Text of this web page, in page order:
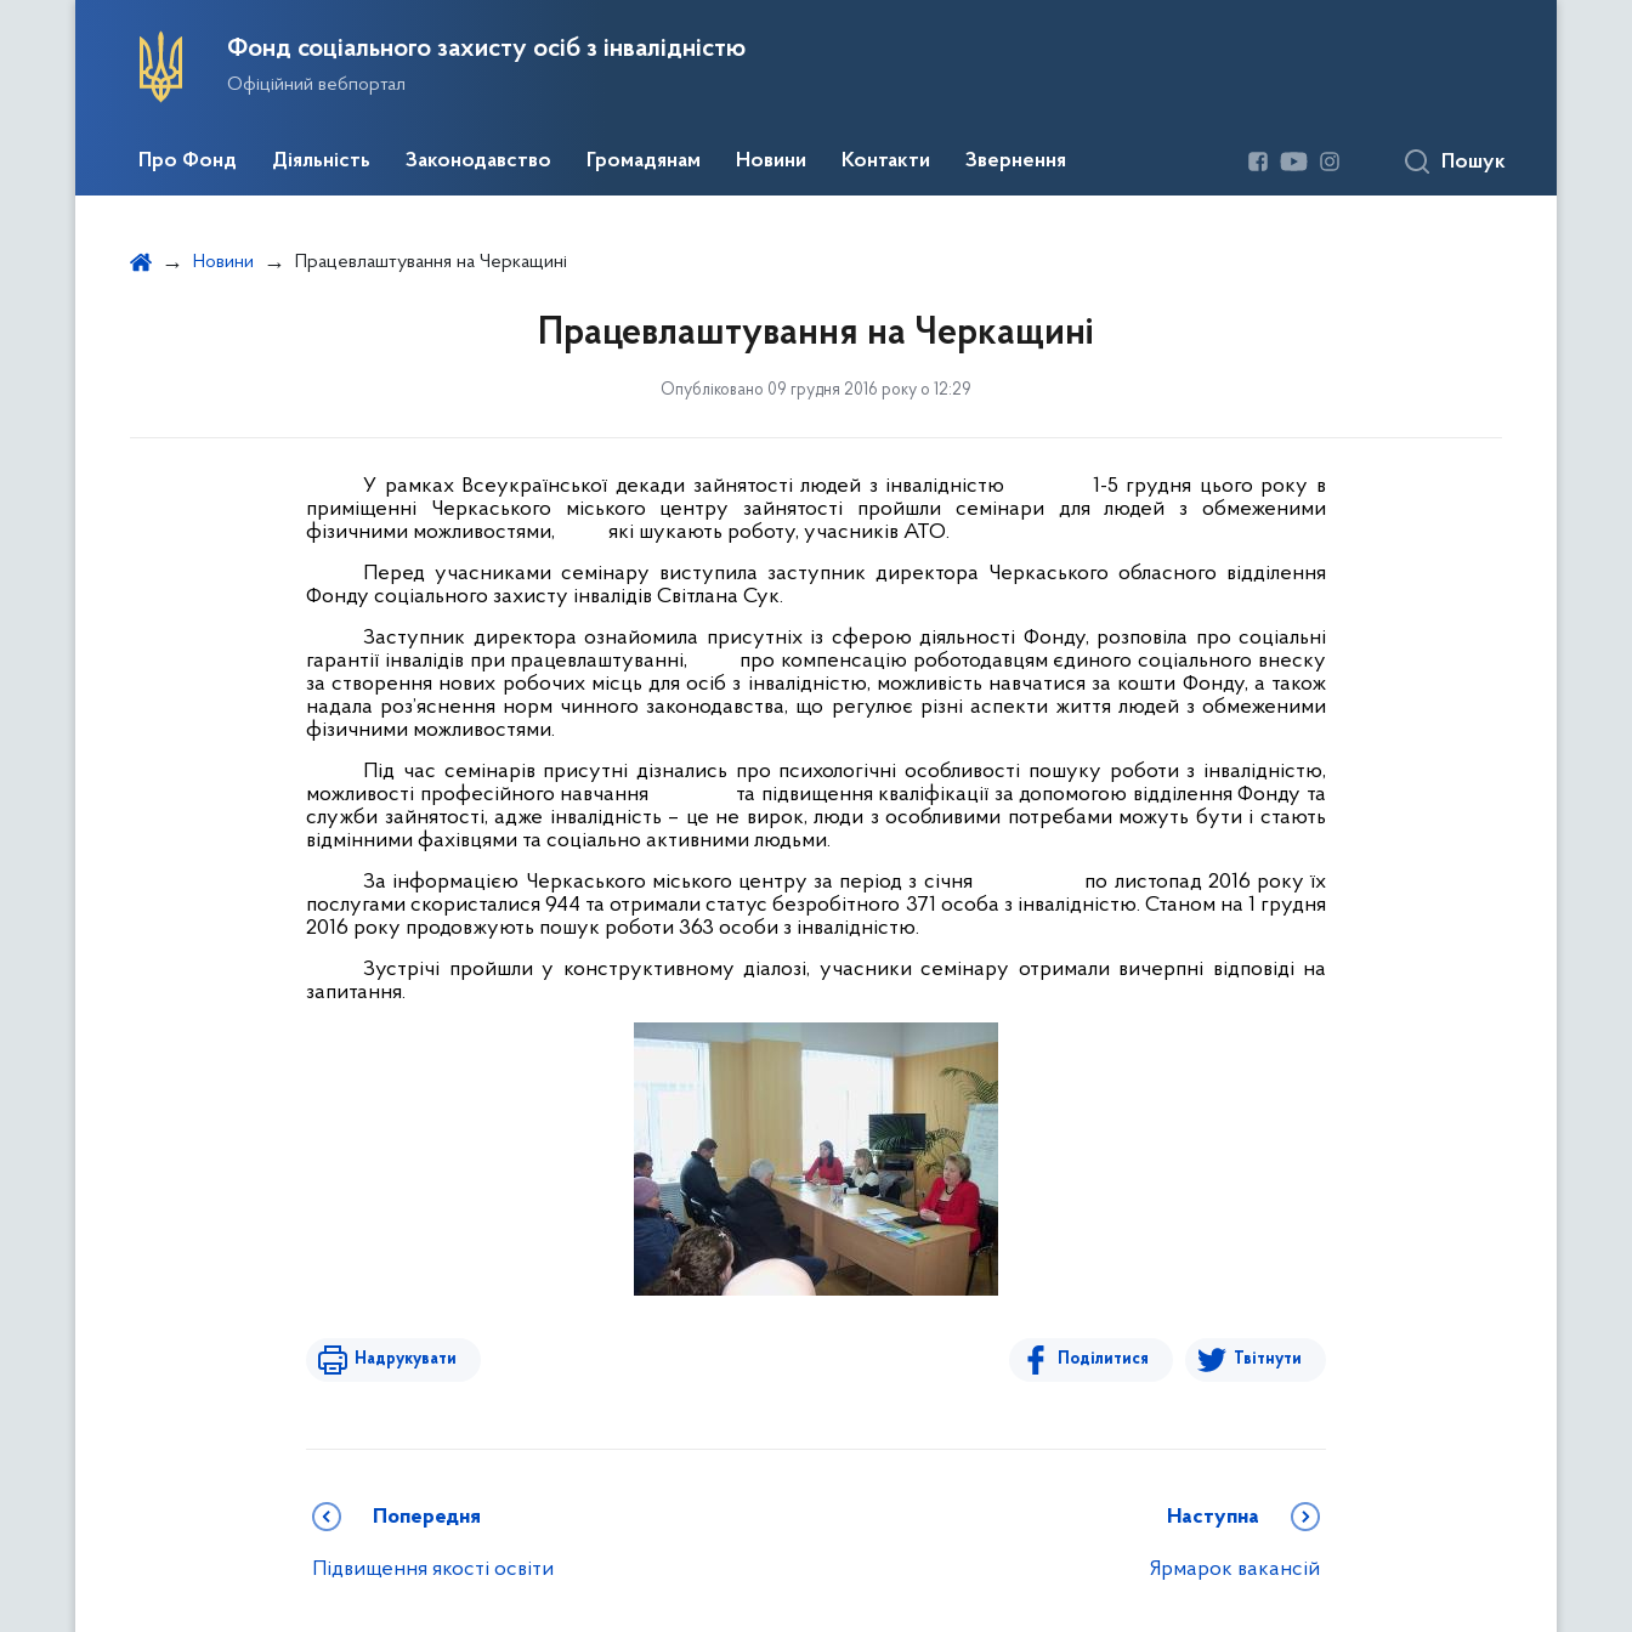
Фонд соціального захисту осіб з інвалідністю
Офіційний вебпортал
Про Фонд Діяльність Законодавство Громадянам Новини Контакти Звернення Пошук
Новини Працевлаштування на Черкащині
Працевлаштування на Черкащині
Опубліковано 09 грудня 2016 року о 12:29
У рамках Всеукраїнської декади зайнятості людей з інвалідністю
1-5 грудня цього року в
приміщенні Черкаського міського центру зайнятості пройшли семінари для людей з обмеженими
фізичними можливостями,
які шукають роботу, учасників АТО.
Перед учасниками семінару виступила заступник директора Черкаського обласного відділення
Фонду соціального захисту інвалідів Світлана Сук.
Заступник директора ознайомила присутніх із сферою діяльності Фонду, розповіла про соціальні
гарантії інвалідів при працевлаштуванні,
про компенсацію роботодавцям єдиного соціального внеску
за створення нових робочих місць для осіб з інвалідністю, можливість навчатися за кошти Фонду, а також
надала роз’яснення норм чинного законодавства, що регулює різні аспекти життя людей з обмеженими
фізичними можливостями.
Під час семінарів присутні дізнались про психологічні особливості пошуку роботи з інвалідністю,
можливості професійного навчання
та підвищення кваліфікації за допомогою відділення Фонду та
служби зайнятості, адже інвалідність – це не вирок, люди з особливими потребами можуть бути і стають
відмінними фахівцями та соціально активними людьми.
За інформацією Черкаського міського центру за період з січня
по листопад 2016 року їх
послугами скористалися 944 та отримали статус безробітного 371 особа з інвалідністю. Станом на 1 грудня
2016 року продовжують пошук роботи 363 особи з інвалідністю.
Зустрічі пройшли у конструктивному діалозі, учасники семінару отримали вичерпні відповіді на
запитання.
Надрукувати Поділитися Твітнути
Попередня
Підвищення якості освіти
Наступна
Ярмарок вакансій